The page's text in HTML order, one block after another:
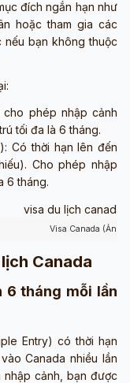
đích ngắn hạn như
hoặc tham gia các
bạn không thuộc
cho phép nhập cảnh
tối đa là 6 tháng.
Có thời hạn lên đến
Cho phép nhập
6 tháng.
Visa Canada (Ảnh
Canada
6 tháng mỗi lần
Entry) có thời hạn
Canada nhiều lần
nhập cảnh, bạn được